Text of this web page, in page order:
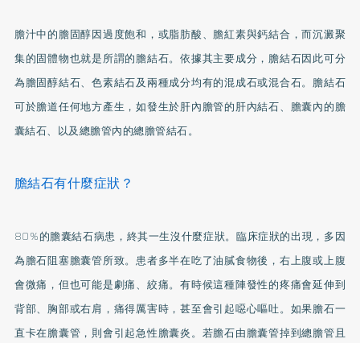
膽汁中的膽固醇因過度飽和，或脂肪酸、膽紅素與鈣結合，而沉澱聚
集的固體物也就是所謂的膽結石。依據其主要成分，膽結石因此可分
為膽固醇結石、色素結石及兩種成分均有的混成石或混合石。膽結石
可於膽道任何地方產生，如發生於肝內膽管的肝內結石、膽囊內的膽
囊結石、以及總膽管內的總膽管結石。
膽結石有什麼症狀？
80%的膽囊結石病患，終其一生沒什麼症狀。臨床症狀的出現，多因
為膽石阻塞膽囊管所致。患者多半在吃了油膩食物後，右上腹或上腹
會微痛，但也可能是劇痛、絞痛。有時候這種陣發性的疼痛會延伸到
背部、胸部或右肩，痛得厲害時，甚至會引起噁心嘔吐。如果膽石一
直卡在膽囊管，則會引起急性膽囊炎。若膽石由膽囊管掉到總膽管且